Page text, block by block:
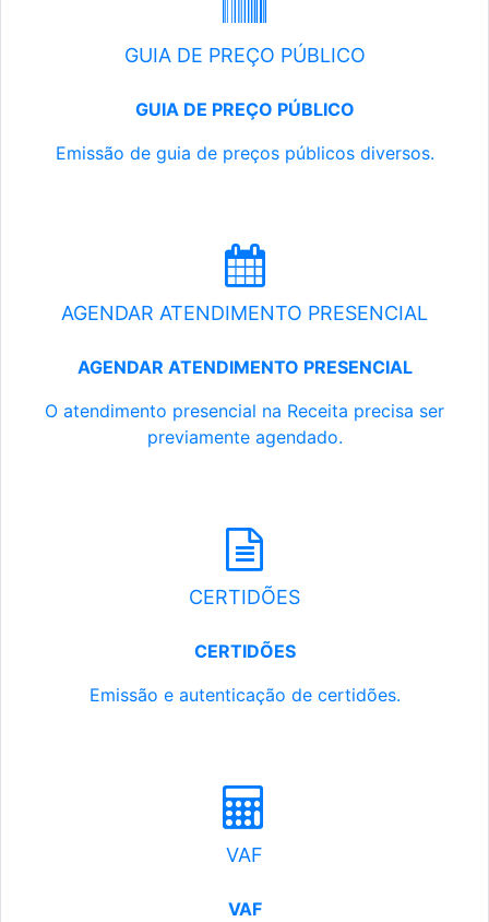
GUIA DE PREÇO PÚBLICO
GUIA DE PREÇO PÚBLICO
Emissão de guia de preços públicos diversos.
AGENDAR ATENDIMENTO PRESENCIAL
AGENDAR ATENDIMENTO PRESENCIAL
O atendimento presencial na Receita precisa ser
previamente agendado.
CERTIDÕES
CERTIDÕES
Emissão e autenticação de certidões.
VAF
VAF